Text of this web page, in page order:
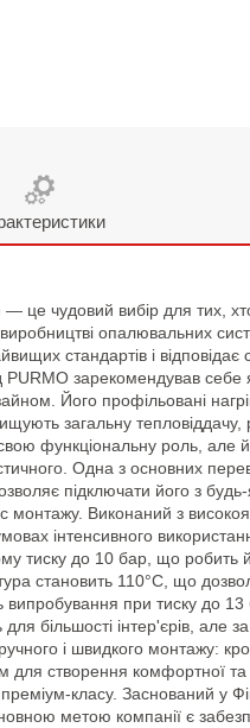
чудовий вибір для тих,
опалювальних
стандартів і
зарекомендував себе
Його профільовані
загальну
функціональну роль, але
Одна з основних
підключати його з будь-
Виконаний з
інтенсивного
до 10 бар, що робить
становить 110°C, що
при тиску до 13
більшості інтер'єрів, але
і швидкого монтажу:
для створення
класу. Заснований у
метою компанії є